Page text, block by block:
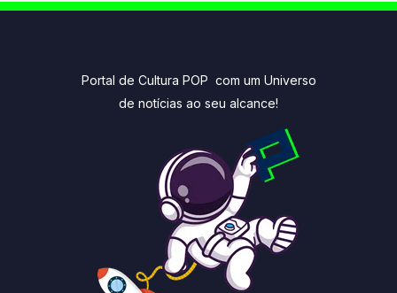
Portal de Cultura POP com um Universo
de notícias ao seu alcance!